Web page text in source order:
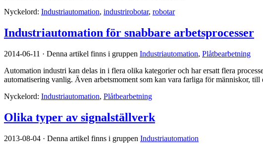
Nyckelord: Industriautomation, industrirobotar, robotar
Industriautomation för snabbare arbetsprocesser
2014-06-11 · Denna artikel finns i gruppen Industriautomation, Plåtbearbetning
Automation industri kan delas in i flera olika kategorier och har ersatt flera
automatisering vanlig. Även arbetsmoment som kan vara farliga för människor,
Nyckelord: Industriautomation, Plåtbearbetning
Olika typer av signalställverk
2013-08-04 · Denna artikel finns i gruppen Industriautomation